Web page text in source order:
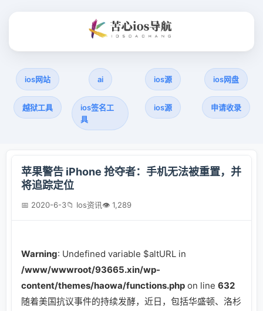
ios网站 ai ios源 ios网盘
越狱工具
ios签名工
具
ios源 申请收录
苹果警告 iPhone 抢夺者：手机无法被重置，并
将追踪定位
📅 2020-6-3📁 Ios资讯👁 1,289
Warning: Undefined variable $altURL in
/www/wwwroot/93665.xin/wp-
content/themes/haowa/functions.php on line 632
随着美国抗议事件的持续发酵，近日，包括华盛顿、洛杉